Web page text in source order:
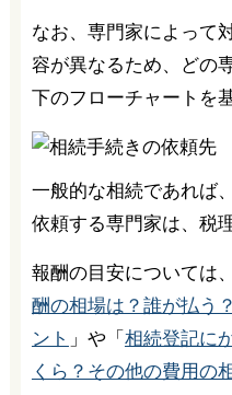
なお、専門家によって
容が異なるため、どの
下のフローチャートを
一般的な相続であれば
依頼する専門家は、税
報酬の目安については
酬の相場は？誰が払う
ント 」や「 相続登記に
くら？その他の費用の